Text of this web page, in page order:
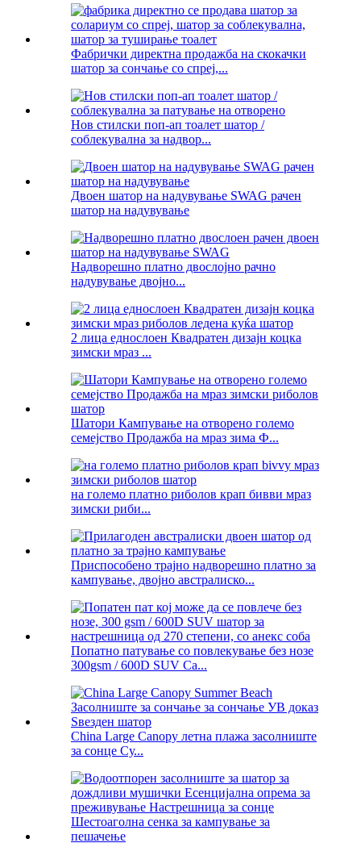
Фабрички директна продажба на скокачки
шатор за сончање со спреј,...
Нов стилски поп-ап тоалет шатор /
соблекувална за надвор...
Двоен шатор на надувување SWAG рачен
шатор на надувување
Надворешно платно двослојно рачно
надувување двојно...
2 лица еднослоен Квадратен дизајн коцка
зимски мраз ...
Шатори Кампување на отворено големо
семејство Продажба на мраз зима Ф...
на големо платно риболов крап бивви мраз
зимски риби...
Приспособено трајно надворешно платно за
кампување, двојно австралиско...
Попатно патување со повлекување без нозе
300gsm / 600D SUV Ca...
China Large Canopy летна плажа засолниште
за сонце Су...